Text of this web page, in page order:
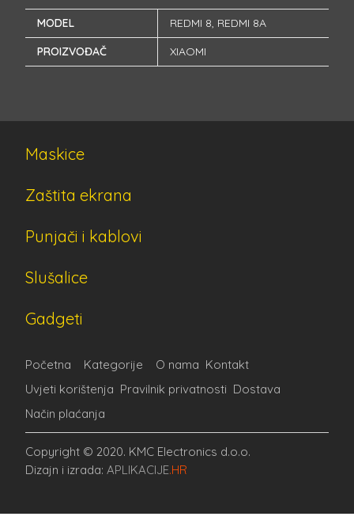
MODEL REDMI 8, REDMI 8A
PROIZVOĐAČ
XIAOMI
Maskice
Zaštita ekrana
Punjači i kablovi
Slušalice
Gadgeti
Početna Kategorije O nama Kontakt
Uvjeti korištenja Pravilnik privatnosti Dostava
Način plaćanja
Copyright © 2020. KMC Electronics d.o.o.
Dizajn i izrada: APLIKACIJE.HR